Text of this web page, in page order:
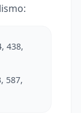
438,
587,